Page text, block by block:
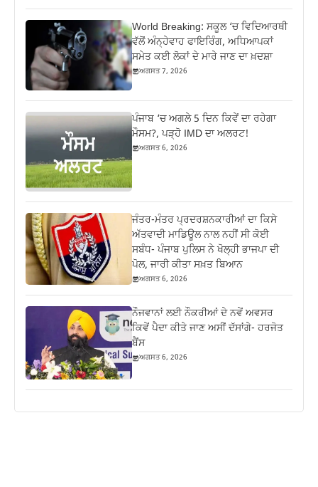
World Breaking: ਸਕੂਲ ‘ਚ ਵਿਦਿਆਰਥੀ
ਵੱਲੋਂ ਅੰਨ੍ਹੇਵਾਹ ਫਾਇਰਿੰਗ, ਅਧਿਆਪਕਾਂ
ਸਮੇਤ ਕਈ ਲੋਕਾਂ ਦੇ ਮਾਰੇ ਜਾਣ ਦਾ ਖ਼ਦਸ਼ਾ
ਅਗਸਤ 7, 2026
ਪੰਜਾਬ ‘ਚ ਅਗਲੇ 5 ਦਿਨ ਕਿਵੇਂ ਦਾ ਰਹੇਗਾ
ਮੌਸਮ?, ਪੜ੍ਹੋ IMD ਦਾ ਅਲਰਟ!
ਅਗਸਤ 6, 2026
ਜੰਤਰ-ਮੰਤਰ ਪ੍ਰਦਰਸ਼ਨਕਾਰੀਆਂ ਦਾ ਕਿਸੇ
ਅੱਤਵਾਦੀ ਮਾਡਿਊਲ ਨਾਲ ਨਹੀਂ ਸੀ ਕੋਈ
ਸਬੰਧ- ਪੰਜਾਬ ਪੁਲਿਸ ਨੇ ਖੋਲ੍ਹੀ ਭਾਜਪਾ ਦੀ
ਪੋਲ, ਜਾਰੀ ਕੀਤਾ ਸਖ਼ਤ ਬਿਆਨ
ਅਗਸਤ 6, 2026
ਨੌਜਵਾਨਾਂ ਲਈ ਨੌਕਰੀਆਂ ਦੇ ਨਵੇਂ ਅਵਸਰ
ਕਿਵੇਂ ਪੈਦਾ ਕੀਤੇ ਜਾਣ ਅਸੀਂ ਦੱਸਾਂਗੇ- ਹਰਜੋਤ
ਬੈਂਸ
ਅਗਸਤ 6, 2026